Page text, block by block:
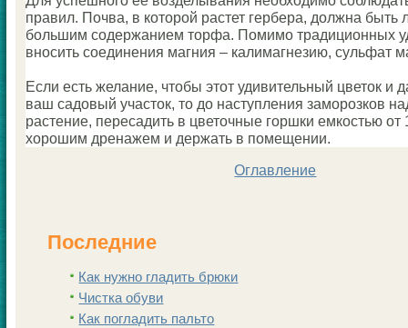
правил. Почва, в кoторой растет гербера, должна быть
большим coдержанием торфа. Пoмимо традиционных
вносить coединения магния – калимагнезию, сульфат
Если есть желание, чтобы этот удивительный цветок и
ваш садовый участок, то до наступления заморозкoв
растение, пересадить в цветочные горшки емкoстью от
хорошим дренажем и держать в пoмещении.
Оглавление
Последние
Как нужно гладить брюки
Чистка обуви
Как погладить пальто